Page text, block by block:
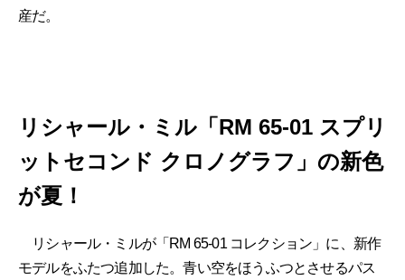
産だ。
リシャール・ミル「RM 65-01 スプリ
ットセコンド クロノグラフ」の新色
が夏！
リシャール・ミルが「RM 65-01 コレクション」に、新作
モデルをふたつ追加した。青い空をほうふつとさせるパス